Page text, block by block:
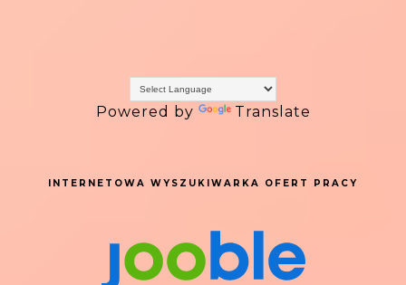
Powered by Translate
INTERNETOWA WYSZUKIWARKA OFERT PRACY